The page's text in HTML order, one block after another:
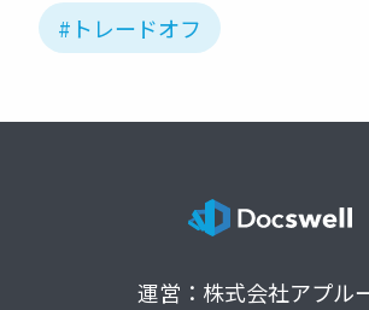
#トレードオフ
運営：株式会社アプル